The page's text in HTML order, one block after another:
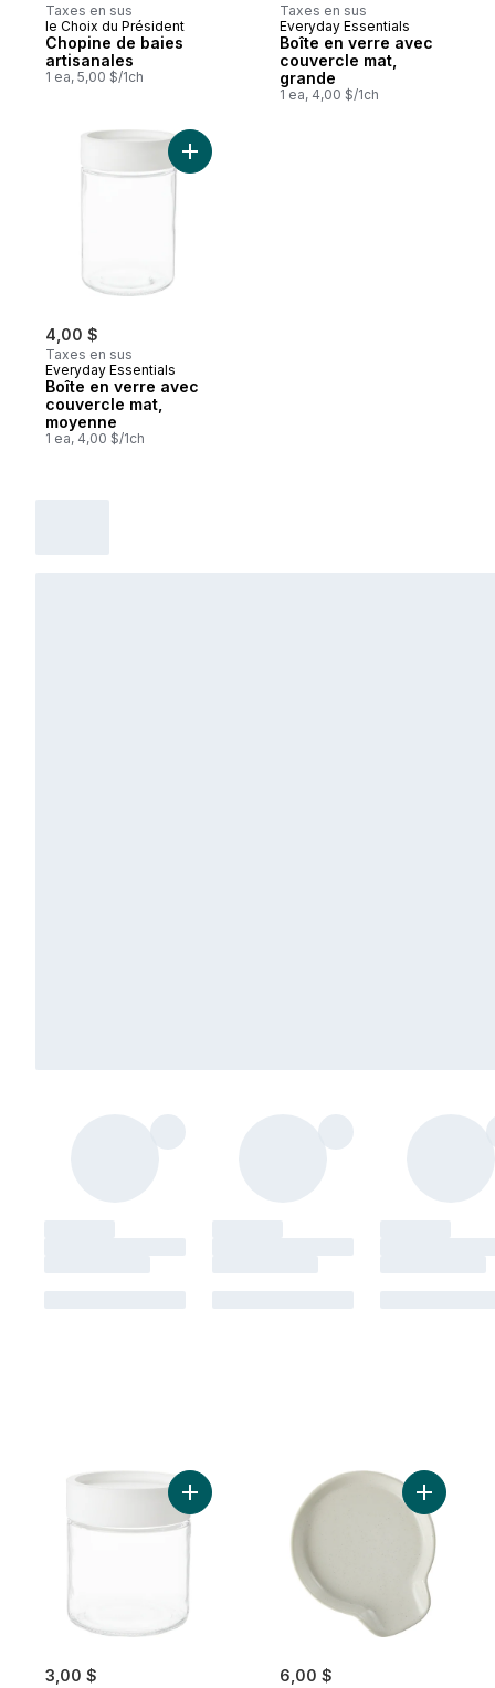
Taxes en sus
le Choix du Président
Chopine de baies
artisanales
1 ea, 5,00 $/1ch
Taxes en sus
Everyday Essentials
Boîte en verre avec
couvercle mat,
grande
1 ea, 4,00 $/1ch
4,00 $
Taxes en sus
Everyday Essentials
Boîte en verre avec
couvercle mat,
moyenne
1 ea, 4,00 $/1ch
Ajouter Boîte en verre avec couvercle
3,00 $
Ajouter Boîte en verre avec couvercle
6,00 $
Ajouter